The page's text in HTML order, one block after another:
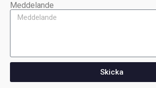
Meddelande
Skicka